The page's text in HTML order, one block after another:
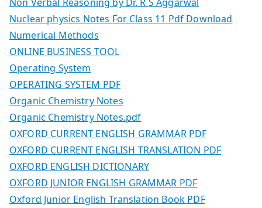
Nuclear physics Notes For Class 11 Pdf Download
Numerical Methods
ONLINE BUSINESS TOOL
Operating System
OPERATING SYSTEM PDF
Organic Chemistry Notes
Organic Chemistry Notes.pdf
OXFORD CURRENT ENGLISH GRAMMAR PDF
OXFORD CURRENT ENGLISH TRANSLATION PDF
OXFORD ENGLISH DICTIONARY
OXFORD JUNIOR ENGLISH GRAMMAR PDF
Oxford Junior English Translation Book PDF